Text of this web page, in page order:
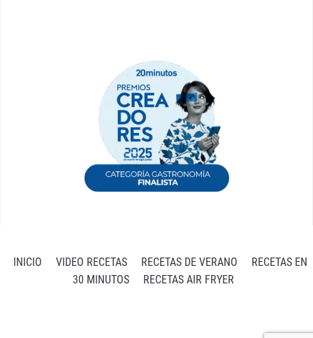
INICIO VIDEO RECETAS RECETAS DE VERANO
RECETAS EN
30 MINUTOS
RECETAS AIR FRYER